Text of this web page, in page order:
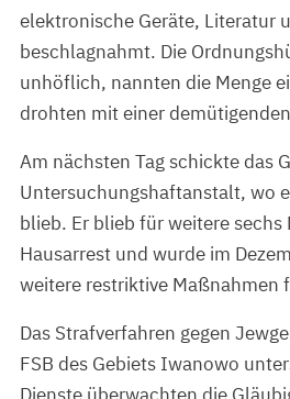
elektronische Geräte, Literatur
beschlagnahmt. Die
unhöflich, nannten die Menge
drohten mit einer
Am nächsten Tag schickte das
Untersuchungshaftanstalt, wo
blieb. Er blieb für weitere sechs
Hausarrest und wurde im
weitere restriktive Maßnahmen
Das Strafverfahren gegen
FSB des Gebiets Iwanowo